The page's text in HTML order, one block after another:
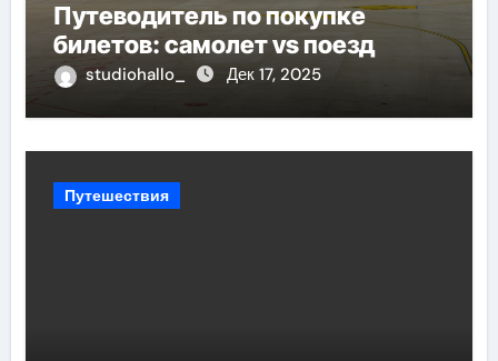
Путеводитель по покупке
билетов: самолет vs поезд
studiohallo_ Дек 17, 2025
Путешествия